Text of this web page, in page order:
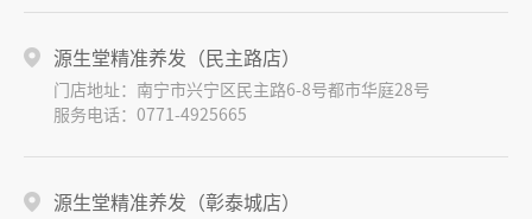
源生堂精准养发（民主路店）
门店地址：南宁市兴宁区民主路6-8号都市华庭28号
服务电话：0771-4925665
源生堂精准养发（彰泰城店）